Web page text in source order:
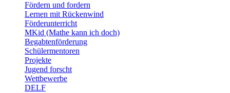
Fördern und fordern
Lernen mit Rückenwind
Förderunterricht
MKid (Mathe kann ich doch)
Begabtenförderung
Schülermentoren
Projekte
Jugend forscht
Wettbewerbe
DELF